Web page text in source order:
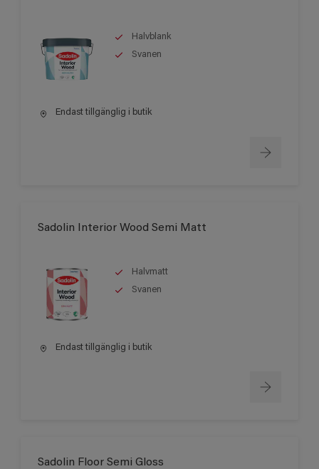
Halvblank
Svanen
Endast tillgänglig i butik
Sadolin Interior Wood Semi Matt
Halvmatt
Svanen
Endast tillgänglig i butik
Sadolin Floor Semi Gloss